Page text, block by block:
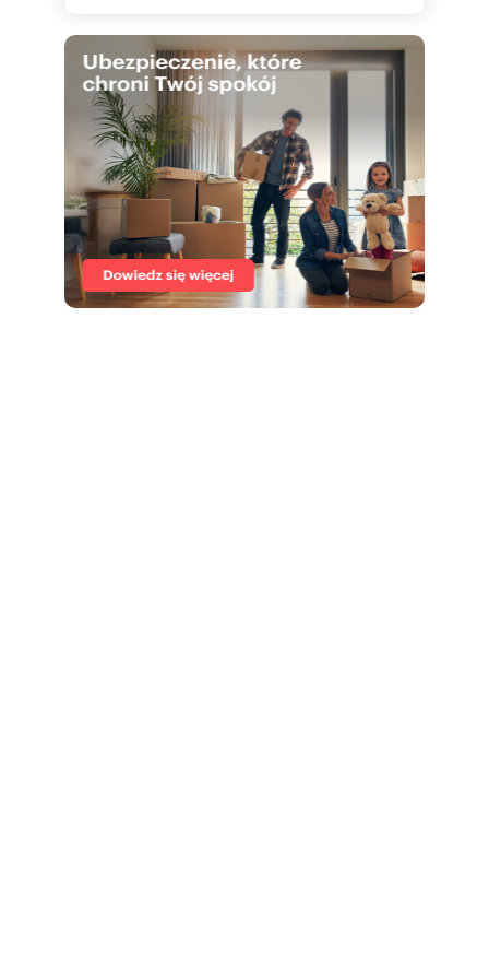
is one of the most prestigious seaside resorts on
the Hel Peninsula, offering peace, nature, and
excellent infrastructure. Nearby amenities
include restaurants, cafés, and scenic cycling
paths.
ADDITIONAL INFORMATION:
* Boutique development - only 15 apartments in
the building
* Ideal as a second home by the sea or a high-
potential investment property